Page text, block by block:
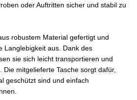
oder Auftritten sicher und stabil zu
robustem Material gefertigt und
Langlebigkeit aus. Dank des
sie sich leicht transportieren und
Die mitgelieferte Tasche sorgt dafür,
geschützt sind und einfach